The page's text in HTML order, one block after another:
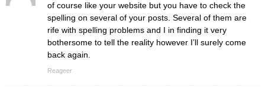
of course like your website but you have to check the
spelling on several of your posts. Several of them are
rife with spelling problems and I in finding it very
bothersome to tell the reality however I’ll surely come
back again.
Reageer